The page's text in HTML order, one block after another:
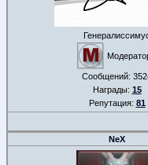
Сообщений:
Награды: 15
Репутация: 81
NeX